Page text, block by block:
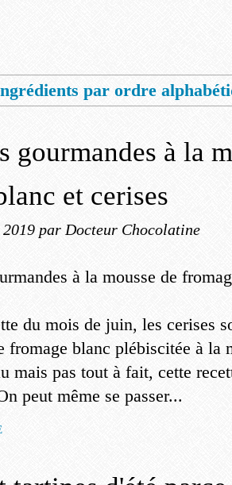
par ordre
gourmandes à la
et cerises
par Docteur Chocolatine
du mois de juin, les cerises
fromage blanc plébiscitée à la
mais pas tout à fait, cette
peut même se passer...